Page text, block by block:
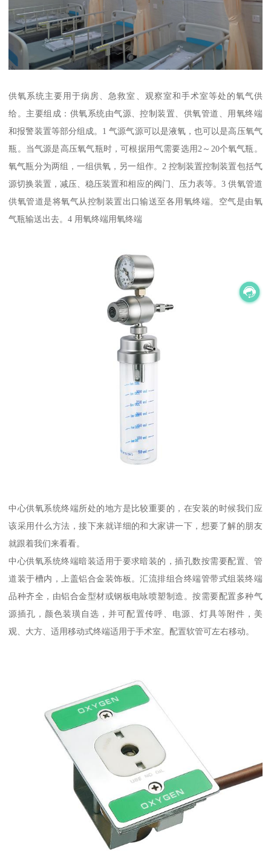
供氧系统主要用于病房、急救室、观察室和手术室等处的氧气供
给。主要组成：供氧系统由气源、控制装置、供氧管道、用氧终端
和报警装置等部分组成。1 气源气源可以是液氧，也可以是高压氧气
瓶。当气源是高压氧气瓶时，可根据用气需要选用2～20个氧气瓶。
氧气瓶分为两组，一组供氧，另一组作。2 控制装置控制装置包括气
源切换装置，减压、稳压装置和相应的阀门、压力表等。3 供氧管道
供氧管道是将氧气从控制装置出口输送至各用氧终端。空气是由氧
气瓶输送出去。4 用氧终端用氧终端
中心供氧系统终端所处的地方是比较重要的，在安装的时候我们应
该采用什么方法，接下来就详细的和大家讲一下，想要了解的朋友
就跟着我们来看看。
中心供氧系统终端暗装适用于要求暗装的，插孔数按需要配置、管
道装于槽内，上盖铝合金装饰板。汇流排组合终端管带式组装终端
品种齐全，由铝合金型材或钢板电咏喷塑制造。按需要配置多种气
源插孔，颜色装璜自选，并可配置传呼、电源、灯具等附件，美
观、大方、适用移动式终端适用于手术室。配置软管可左右移动。